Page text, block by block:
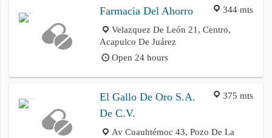
344 mts
Farmacia Del Ahorro
Velazquez De León 21, Centro,
Acapulco De Juárez
Open 24 hours
375 mts
El Gallo De Oro S.A.
De C.V.
Av Cuauhtémoc 43, Pozo De La